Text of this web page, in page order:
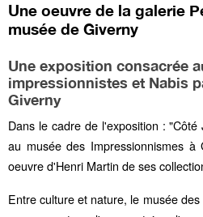
Une oeuvre de la galerie
musée de Giverny
Une exposition consacrée
impressionnistes et Nabis
Giverny
Dans le cadre de l'exposition :
au musée des Impressionnismes
oeuvre d'Henri Martin de ses
Entre culture et nature, le musée